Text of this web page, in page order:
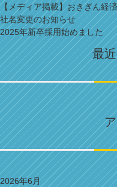
【メディア掲載】おきぎん経
社名変更のお知らせ
2025年新卒採用始めました
最
2026年6月